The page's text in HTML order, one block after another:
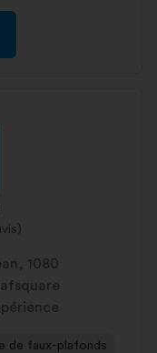
1080
de faux-plafonds